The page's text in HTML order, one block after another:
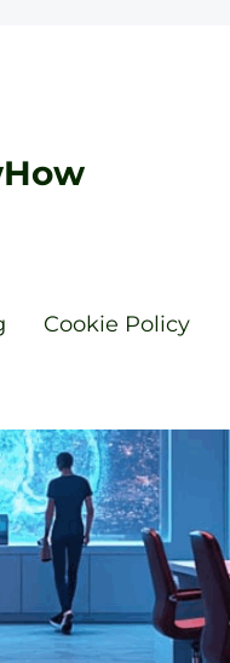
Cookie Policy